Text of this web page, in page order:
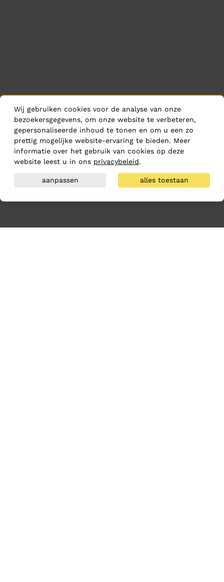
Wij gebruiken cookies voor de analyse van onze
bezoekersgegevens, om onze website te verbeteren,
gepersonaliseerde inhoud te tonen en om u een zo
prettig mogelijke website-ervaring te bieden. Meer
informatie over het gebruik van cookies op deze
website leest u in ons privacybeleid.
aanpassen alles toestaan